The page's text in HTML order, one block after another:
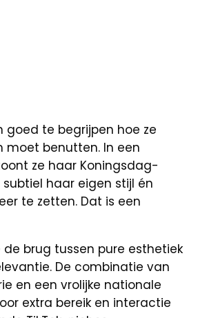
goed te begrijpen hoe ze
benutten. In een
ze haar Koningsdag-
haar eigen stijl én
te zetten. Dat is een
brug tussen pure esthetiek
De combinatie van
en een vrolijke nationale
extra bereik en interactie